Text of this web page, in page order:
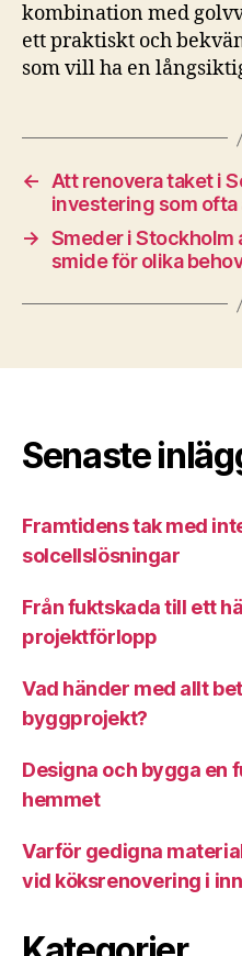
kombination med
ett praktiskt och
som vill ha en
←
Att renovera taket i
investering som
→ Smeder i
smide för olika
Senaste
Framtidens tak med
solcellslösningar
Från fuktskada till ett
projektförlopp
Vad händer med allt
byggprojekt?
Designa och bygga en
hemmet
Varför gedigna
vid köksrenovering i